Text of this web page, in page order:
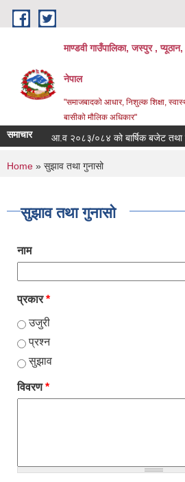
Skip to main content
माण्डवी गाउँपालिका, जस्पुर ,
नेपाल
"समाजबादको आधार, निशुल्क शिक्षा,
बासीको मौलिक अधिकार"
समाचार आ.व २०८३/०८४ को बार्षिक बजेट तथा
You are here
Home » सुझाव तथा गुनासो
सुझाव तथा गुनासो
नाम
प्रकार*
उजुरी
प्रश्न
सुझाव
विवरण*